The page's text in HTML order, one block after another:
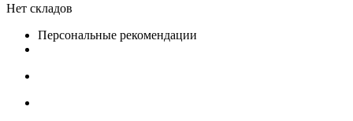
Нет складов
Персональные рекомендации